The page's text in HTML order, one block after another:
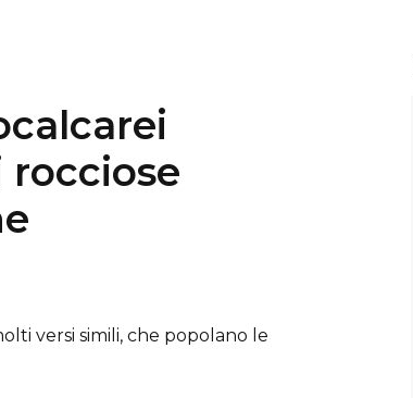
versi simili, che popolano le